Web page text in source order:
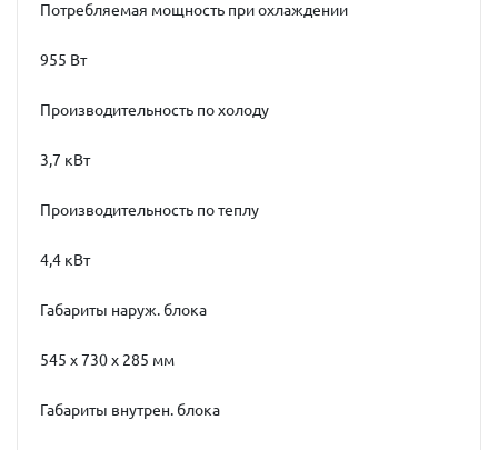
Потребляемая мощность при охлаждении
955 Вт
Производительность по холоду
3,7 кВт
Производительность по теплу
4,4 кВт
Габариты наруж. блока
545 x 730 x 285 мм
Габариты внутрен. блока